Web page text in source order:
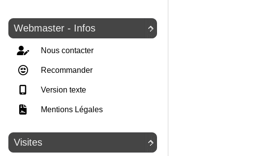

Webmaster - Infos
Nous contacter
Recommander
Version texte
Mentions Légales

Visites